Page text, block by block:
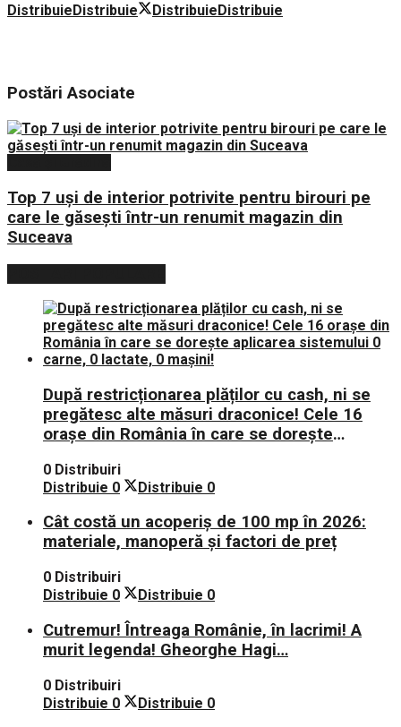
DistribuieDistribuie DistribuieDistribuie
PostăriAsociate
Top 7 uși de interior potrivite pentru birouri pe
care le găsești într-un renumit magazin din
Suceava
După restricționarea plăților cu cash, ni se
pregătesc alte măsuri draconice! Cele 16
orașe din România în care se dorește
mașini!
0 Distribuiri
Distribuie 0 Distribuie 0
Cât costă un acoperiș de 100 mp în 2026:
materiale, manoperă și factori de preț
0 Distribuiri
Distribuie 0 Distribuie 0
Cutremur! Întreaga Românie, în lacrimi! A
murit legenda! Gheorghe Hagi…
0 Distribuiri
Distribuie 0 Distribuie 0